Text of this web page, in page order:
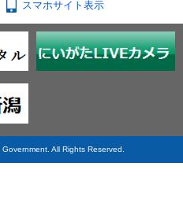
スマホサイト表示
All Rights Reserved.